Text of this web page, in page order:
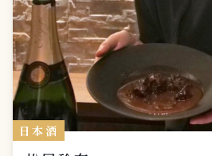
日本酒